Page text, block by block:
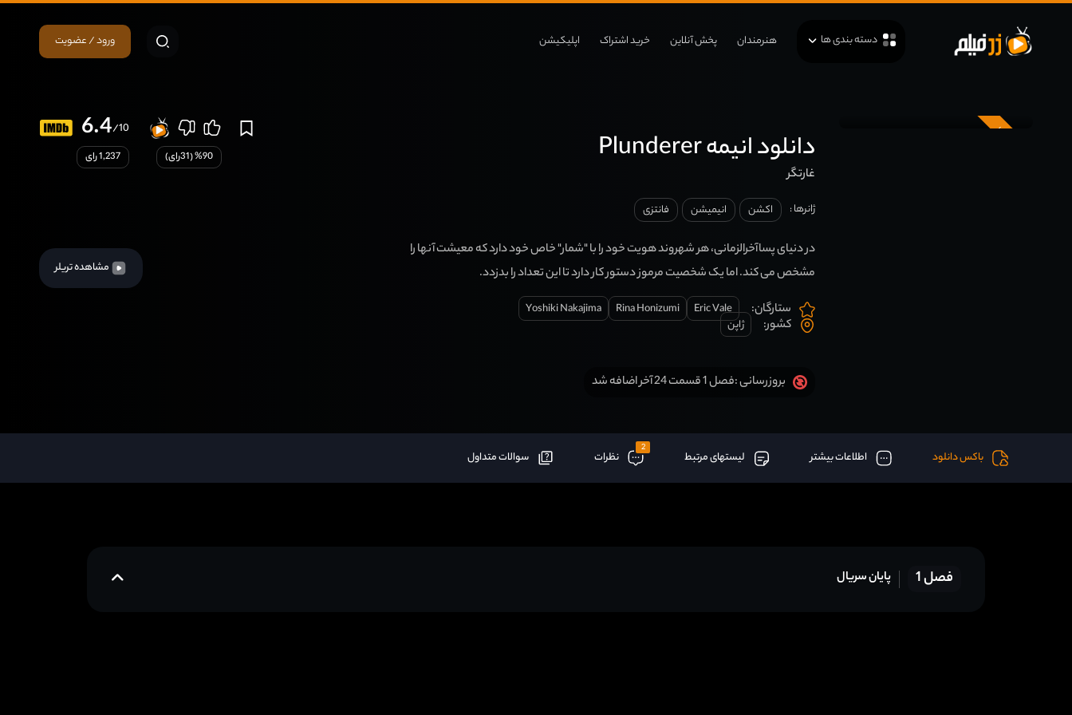
دسته بندی ها هنرمندان پخش آنلاین خرید اشتراک اپلیکیشن ورود / عضویت
زیرنویس دانلود انیمه Plunderer
غارتگر
ژانرها : اکشن انیمیشن فانتزی
در دنیای پساآخرالزمانی، هر شهروند هویت خود را با "شمار" خاص خود دارد که معیشت آنها را
مشخص می کند. اما یک شخصیت مرموز دستور کار دارد تا این تعداد را بدزدد.
ستارگان:
Eric Vale
Rina Honizumi
Yoshiki Nakajima
کشور: ژاپن
بروزرسانی :فصل 1 قسمت 24 آخر اضافه شد
6.4/10
1,237 رای 90
% (
31رای)
مشاهده تریلر
باکس دانلود اطلاعات بیشتر لیستهای مرتبط
2
نظرات سوالات متداول
فصل 1 پایان سریال